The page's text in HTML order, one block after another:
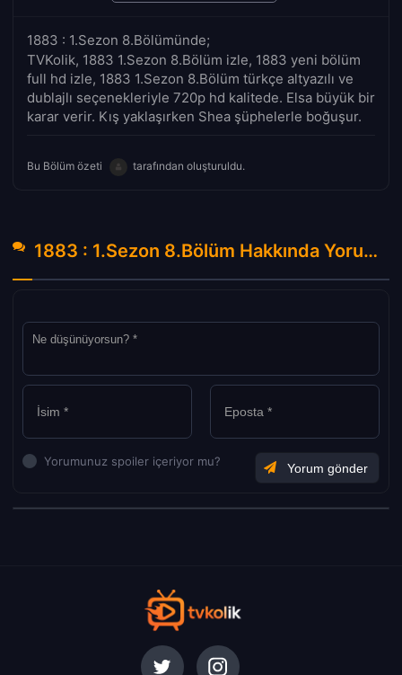
1883 : 1.Sezon 8.Bölümünde;
TVKolik, 1883 1.Sezon 8.Bölüm izle, 1883 yeni bölüm
full hd izle, 1883 1.Sezon 8.Bölüm türkçe altyazılı ve
dublajlı seçenekleriyle 720p hd kalitede. Elsa büyük bir
karar verir. Kış yaklaşırken Shea şüphelerle boğuşur.
Bu Bölüm özeti tarafından oluşturuldu.
1883 : 1.Sezon 8.Bölüm Hakkında Yorumlar
Yorumunuz spoiler içeriyor mu?